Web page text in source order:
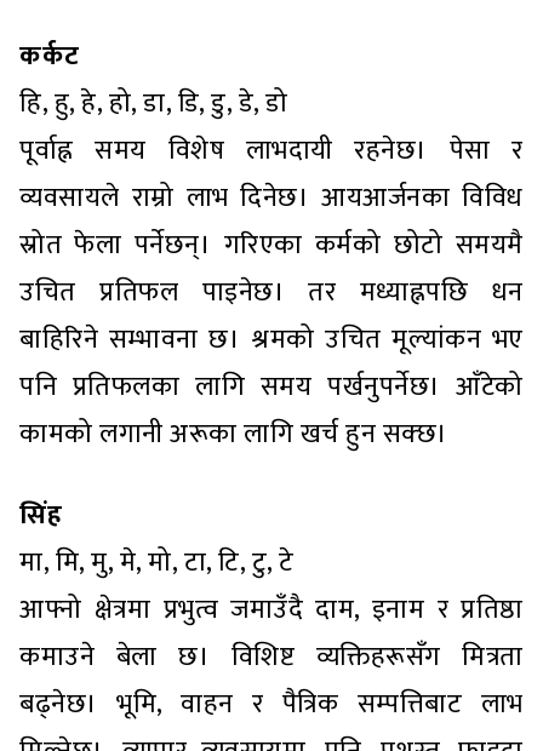
कर्कट
हि, हु, हे, हो, डा, डि, डु, डे, डो
पूर्वाह्न समय विशेष लाभदायी रहनेछ। पेसा र
व्यवसायले राम्रो लाभ दिनेछ। आयआर्जनका विविध
स्रोत फेला पर्नेछन्। गरिएका कर्मको छोटो समयमै
उचित प्रतिफल पाइनेछ। तर मध्याह्नपछि धन
बाहिरिने सम्भावना छ। श्रमको उचित मूल्यांकन भए
पनि प्रतिफलका लागि समय पर्खनुपर्नेछ। आँटेको
कामको लगानी अरूका लागि खर्च हुन सक्छ।
सिंह
मा, मि, मु, मे, मो, टा, टि, टु, टे
आफ्नो क्षेत्रमा प्रभुत्व जमाउँदै दाम, इनाम र प्रतिष्ठा
कमाउने बेला छ। विशिष्ट व्यक्तिहरूसँग मित्रता
बढ्नेछ। भूमि, वाहन र पैत्रिक सम्पत्तिबाट लाभ